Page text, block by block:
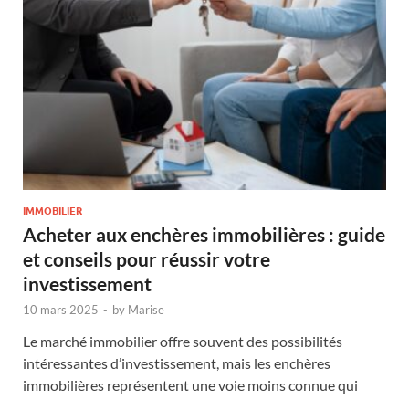
IMMOBILIER
Acheter aux enchères immobilières : guide
et conseils pour réussir votre
investissement
10 mars 2025 - by Marise
Le marché immobilier offre souvent des possibilités
intéressantes d’investissement, mais les enchères
immobilières représentent une voie moins connue qui